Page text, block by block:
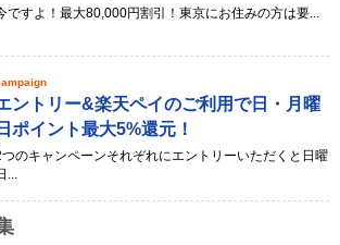
ですよ！最大80,000円割引！東京にお住みの方は要...
ントリー&楽天ペイのご利用で日・月曜
日ポイント最大5%還元！
のキャンペーンそれぞれにエントリーいただくと日曜
...